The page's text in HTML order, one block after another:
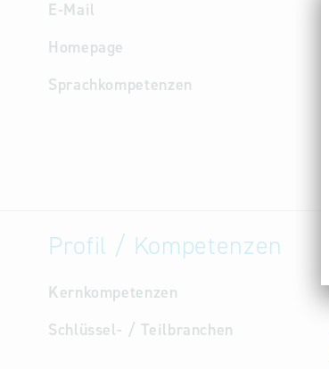
E-Mail
Homepage
Sprachkompetenzen
Profil / Kompetenzen
Kernkompetenzen
Schlüssel- / Teilbranchen